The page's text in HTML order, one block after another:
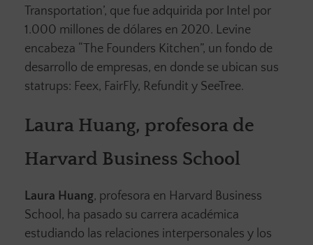
Transportation’, que fue adquirida por Intel por
1.000 millones de dólares en 2020. Levine
encabeza “The Founders Kitchen”, un fondo de
desarrollo de empresas, en donde se ubican sus
statrups: Feex, FairFly, Refundit y SeeTree.
Laura Huang, profesora de
Harvard Business School
Laura Huang, profesora en Harvard Business
School, ha pasado su carrera académica
estudiando las relaciones interpersonales y los